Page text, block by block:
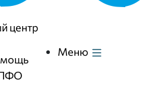
центр
Меню